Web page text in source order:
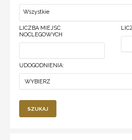
Wszystkie
LICZBA MIEJSC
NOCLEGOWYCH
UDOGODNIENIA:
WYBIERZ
SZUKAJ